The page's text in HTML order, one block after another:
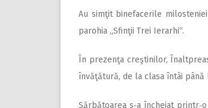
Au simţit binefacerile
parohia „Sfinţii Trei Ierarhi“.
În prezenţa creştinilor,
învăţătură, de la clasa întâi până
Sărbătoarea s‑a încheiat